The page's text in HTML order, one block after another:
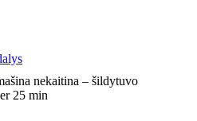
nekaitina – šildytuvo
25 min